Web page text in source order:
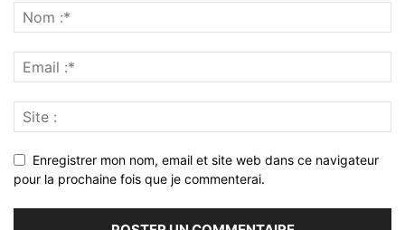
Enregistrer mon nom, email et site web dans ce navigateur
pour la prochaine fois que je commenterai.